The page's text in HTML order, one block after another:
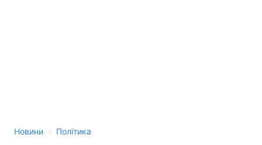
Новини › Політика